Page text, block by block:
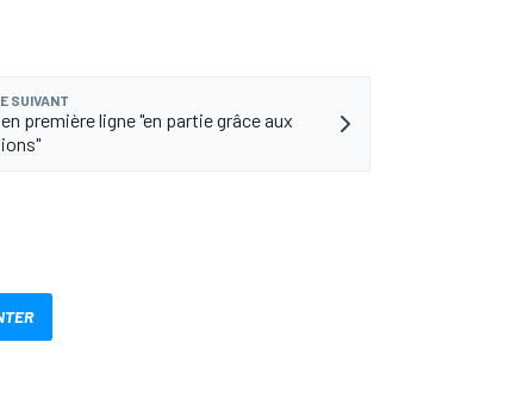
SUIVANT
première ligne "en partie grâce aux